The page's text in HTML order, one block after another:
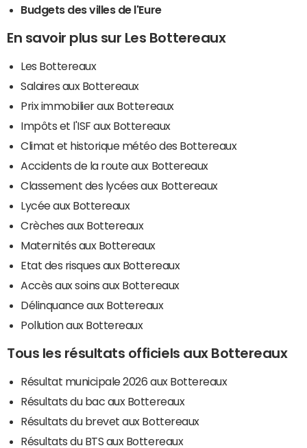
Budgets des villes de l'Eure
En savoir plus sur Les Bottereaux
Les Bottereaux
Salaires aux Bottereaux
Prix immobilier aux Bottereaux
Impôts et l'ISF aux Bottereaux
Climat et historique météo des Bottereaux
Accidents de la route aux Bottereaux
Classement des lycées aux Bottereaux
Lycée aux Bottereaux
Crèches aux Bottereaux
Maternités aux Bottereaux
Etat des risques aux Bottereaux
Accès aux soins aux Bottereaux
Délinquance aux Bottereaux
Pollution aux Bottereaux
Tous les résultats officiels aux Bottereaux
Résultat municipale 2026 aux Bottereaux
Résultats du bac aux Bottereaux
Résultats du brevet aux Bottereaux
Résultats du BTS aux Bottereaux